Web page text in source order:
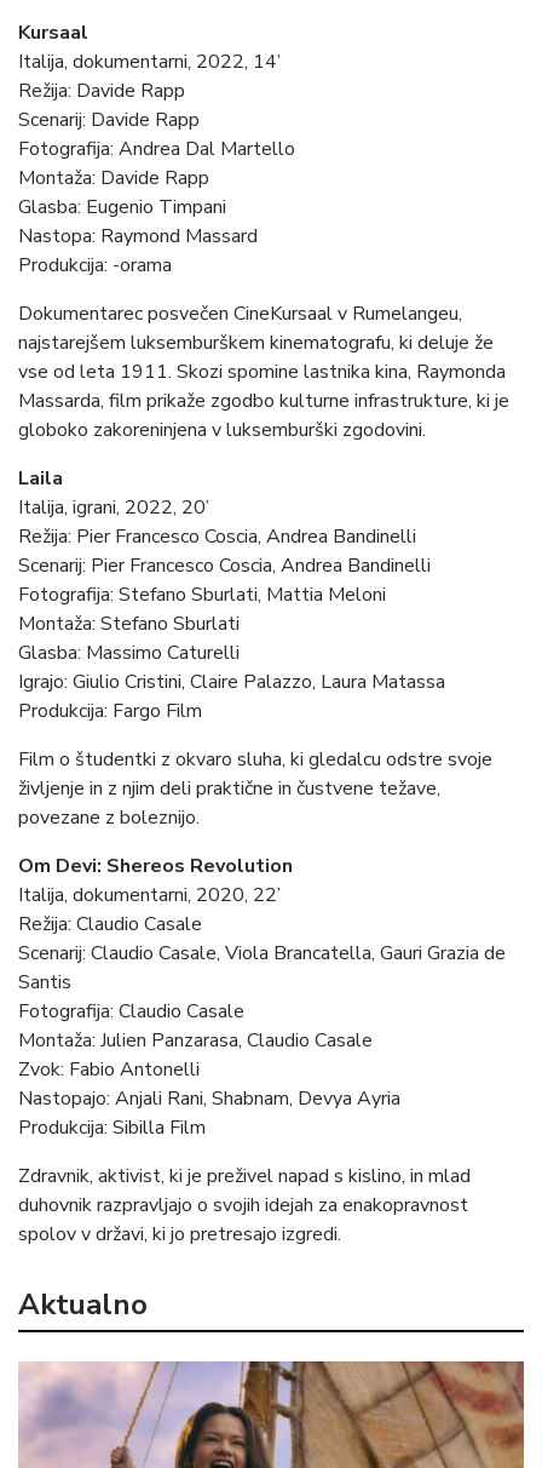
Kursaal
Italija, dokumentarni, 2022, 14’
Režija: Davide Rapp
Scenarij: Davide Rapp
Fotografija: Andrea Dal Martello
Montaža: Davide Rapp
Glasba: Eugenio Timpani
Nastopa: Raymond Massard
Produkcija: -orama
Dokumentarec posvečen CineKursaal v Rumelangeu,
najstarejšem luksemburškem kinematografu, ki deluje že
vse od leta 1911. Skozi spomine lastnika kina, Raymonda
Massarda, film prikaže zgodbo kulturne infrastrukture, ki je
globoko zakoreninjena v luksemburški zgodovini.
Laila
Italija, igrani, 2022, 20’
Režija: Pier Francesco Coscia, Andrea Bandinelli
Scenarij: Pier Francesco Coscia, Andrea Bandinelli
Fotografija: Stefano Sburlati, Mattia Meloni
Montaža: Stefano Sburlati
Glasba: Massimo Caturelli
Igrajo: Giulio Cristini, Claire Palazzo, Laura Matassa
Produkcija: Fargo Film
Film o študentki z okvaro sluha, ki gledalcu odstre svoje
življenje in z njim deli praktične in čustvene težave,
povezane z boleznijo.
Om Devi: Shereos Revolution
Italija, dokumentarni, 2020, 22’
Režija: Claudio Casale
Scenarij: Claudio Casale, Viola Brancatella, Gauri Grazia de
Santis
Fotografija: Claudio Casale
Montaža: Julien Panzarasa, Claudio Casale
Zvok: Fabio Antonelli
Nastopajo: Anjali Rani, Shabnam, Devya Ayria
Produkcija: Sibilla Film
Zdravnik, aktivist, ki je preživel napad s kislino, in mlad
duhovnik razpravljajo o svojih idejah za enakopravnost
spolov v državi, ki jo pretresajo izgredi.
Aktualno